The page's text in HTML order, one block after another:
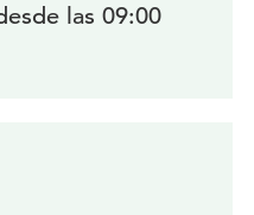
las 09:00